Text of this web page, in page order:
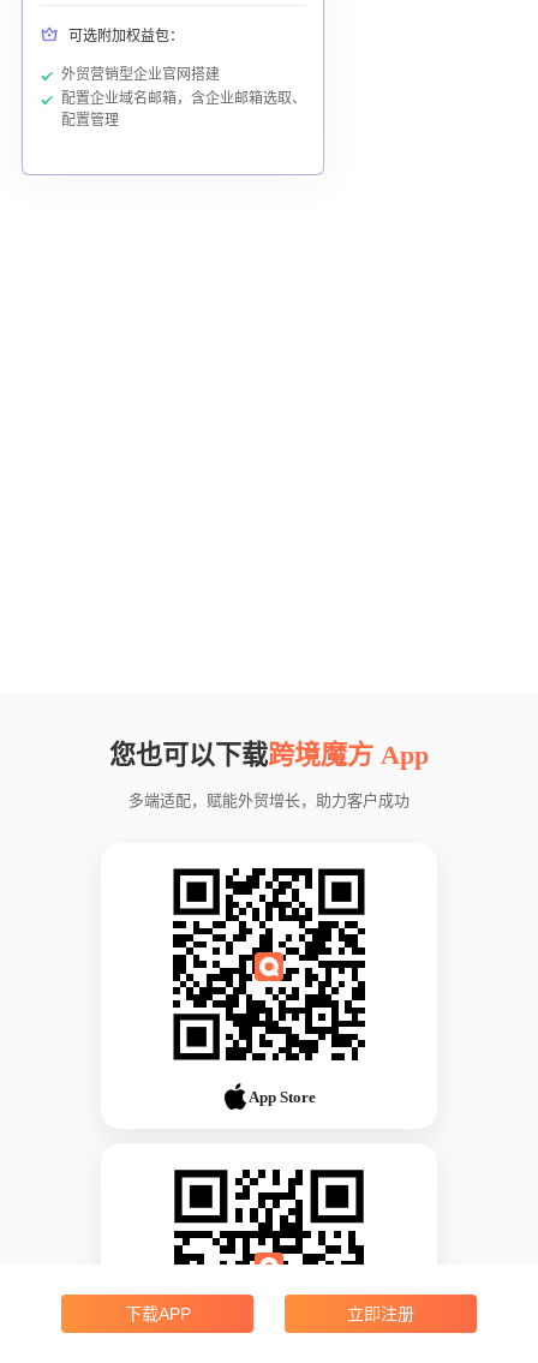
可选附加权益包：
外贸营销型企业官网搭建
配置企业域名邮箱，含企业邮箱选取、
配置管理
您也可以下载跨境魔方 App
多端适配，赋能外贸增长，助力客户成功
App Store
下载APP 立即注册